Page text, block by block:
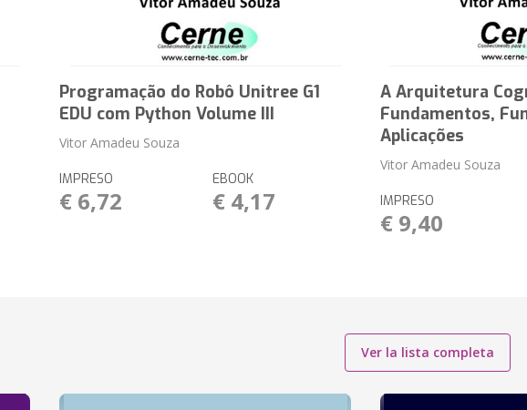
Programação do Robô Unitree G1
EDU com Python Volume III
Vitor Amadeu Souza
IMPRESO
€ 6,72
EBOOK
€ 4,17
A Arquitetura
Fundamentos,
Aplicações
Vitor Amadeu Souza
IMPRESO
€ 9,40
Ver la lista completa